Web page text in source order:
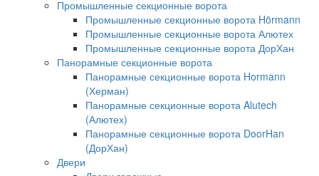
Промышленные секционные ворота
Промышленные секционные ворота Hörmann
Промышленные секционные ворота Алютех
Промышленные секционные ворота ДорХан
Панорамные секционные ворота
Панорамные секционные ворота Hormann
(Херман)
Панорамные секционные ворота Alutech
(Алютех)
Панорамные секционные ворота DoorHan
(ДорХан)
Двери